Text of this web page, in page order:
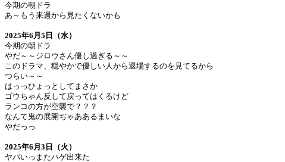
今期の朝ドラ
あ～もう来週から見たくないかも
2025年6月5日（水）
今期の朝ドラ
やだ～～ジロウさん優し過ぎる～～
このドラマ、穏やかで優しい人から退場するのを見てるから
つらい～～
はっっひょっとしてまさか
ゴウちゃん反して戻ってはくるけど
ランコの方が空襲で？？？
なんて鬼の展開ぢゃああるまいな
やだっっ
2025年6月3日（火）
ヤバいっまたハゲ出来た